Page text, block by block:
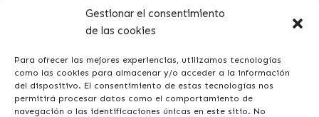
Gestionar el consentimiento
de las cookies
Para ofrecer las mejores experiencias, utilizamos tecnologías
como las cookies para almacenar y/o acceder a la información
del dispositivo. El consentimiento de estas tecnologías nos
permitirá procesar datos como el comportamiento de
navegación o las identificaciones únicas en este sitio. No